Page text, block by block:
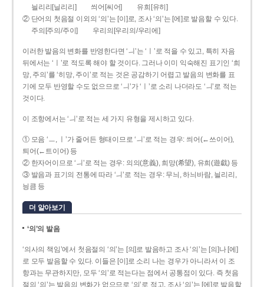
늴리리[닐리리]
씌어[씨어]
유희[유히]
② 단어의 첫음절 이외의 ‘의’는 [이]로, 조사 ‘의’는 [에]로 발음할 수 있다.
주의[주의/주이]
우리의[우리의/우리에]
이러한 발음의 변화를 반영한다면 ‘ㅢ’는 ‘ㅣ’로 적을 수 있고, 특히 자음
뒤에서는 ‘ㅣ’로 적도록 해야 할 것이다. 그러나 이미 익숙해진 표기인 ‘희
망, 주의’를 ‘히망, 주이’로 적는 것은 공감하기 어렵고 발음의 변화를 표
기에 모두 반영할 수도 없으므로 ‘ㅢ’가 ‘ㅣ’로 소리 나더라도 ‘ㅢ’로 적는
것이다.
이 조항에서는 ‘ㅢ’로 적는 세 가지 유형을 제시하고 있다.
① 모음 ‘ㅡ, ㅣ’가 줄어든 형태이므로 ‘ㅢ’로 적는 경우: 씌어(←쓰이어),
틔어(←트이어) 등
② 한자어이므로 ‘ㅢ’로 적는 경우: 의의(意義), 희망(希望), 유희(遊戱) 등
③ 발음과 표기의 전통에 따라 ‘ㅢ’로 적는 경우: 무늬, 하늬바람, 늴리리,
닁큼 등
더 알아보기
‘의’의 발음
‘의사의 책임’에서 첫음절의 ‘의’는 [의]로 발음하고 조사 ‘의’는 [의]나 [에]
로 모두 발음할 수 있다. 이들은 [이]로 소리 나는 경우가 아니라서 이 조
항과는 무관하지만, 모두 ‘의’로 적는다는 점에서 공통점이 있다. 즉 첫음
절의 ‘의’는 발음의 변화가 없으므로 ‘의’로 적고, 조사 ‘의’는 [에]로 발음할